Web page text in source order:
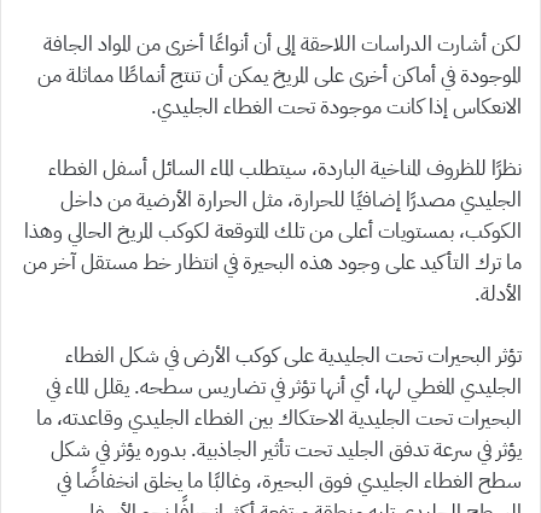
لكن أشارت الدراسات اللاحقة إلى أن أنواعًا أخرى من المواد الجافة
الموجودة في أماكن أخرى على المريخ يمكن أن تنتج أنماطًا مماثلة من
الانعكاس إذا كانت موجودة تحت الغطاء الجليدي.
نظرًا للظروف المناخية الباردة، سيتطلب الماء السائل أسفل الغطاء
الجليدي مصدرًا إضافيًا للحرارة، مثل الحرارة الأرضية من داخل
الكوكب، بمستويات أعلى من تلك المتوقعة لكوكب المريخ الحالي وهذا
ما ترك التأكيد على وجود هذه البحيرة في انتظار خط مستقل آخر من
الأدلة.
تؤثر البحيرات تحت الجليدية على كوكب الأرض في شكل الغطاء
الجليدي المغطي لها، أي أنها تؤثر في تضاريس سطحه. يقلل الماء في
البحيرات تحت الجليدية الاحتكاك بين الغطاء الجليدي وقاعدته، ما
يؤثر في سرعة تدفق الجليد تحت تأثير الجاذبية. بدوره يؤثر في شكل
سطح الغطاء الجليدي فوق البحيرة، وغالبًا ما يخلق انخفاضًا في